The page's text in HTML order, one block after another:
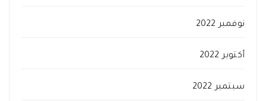
نوفمبر 2022
أكتوبر 2022
سبتمبر 2022